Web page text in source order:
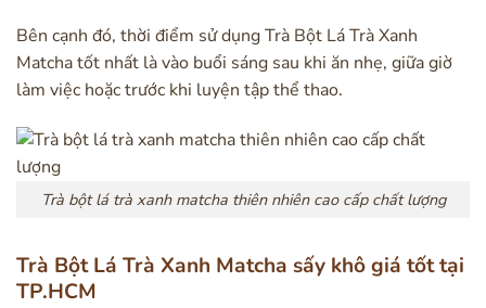
Bên cạnh đó, thời điểm sử dụng Trà Bột Lá Trà Xanh
Matcha tốt nhất là vào buổi sáng sau khi ăn nhẹ, giữa giờ
làm việc hoặc trước khi luyện tập thể thao.
Trà bột lá trà xanh matcha thiên nhiên cao cấp chất lượng
Trà Bột Lá Trà Xanh Matcha sấy khô giá tốt tại
TP.HCM